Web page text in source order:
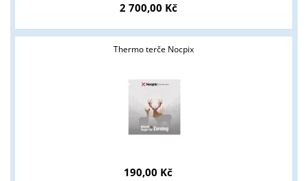
2 700,00 Kč
Thermo terče Nocpix
190,00 Kč